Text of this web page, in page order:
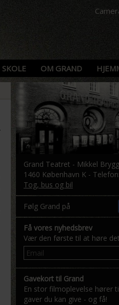
SKOLE OM GRAND
Grand Teatret - Mikkel
1460 København K -
Tog, bus og bil
Følg Grand på
Få vores nyhedsbrev
Vær den første til at høre
Gavekort til Grand
En stor filmoplevelse hører
gaver du kan give - og få!